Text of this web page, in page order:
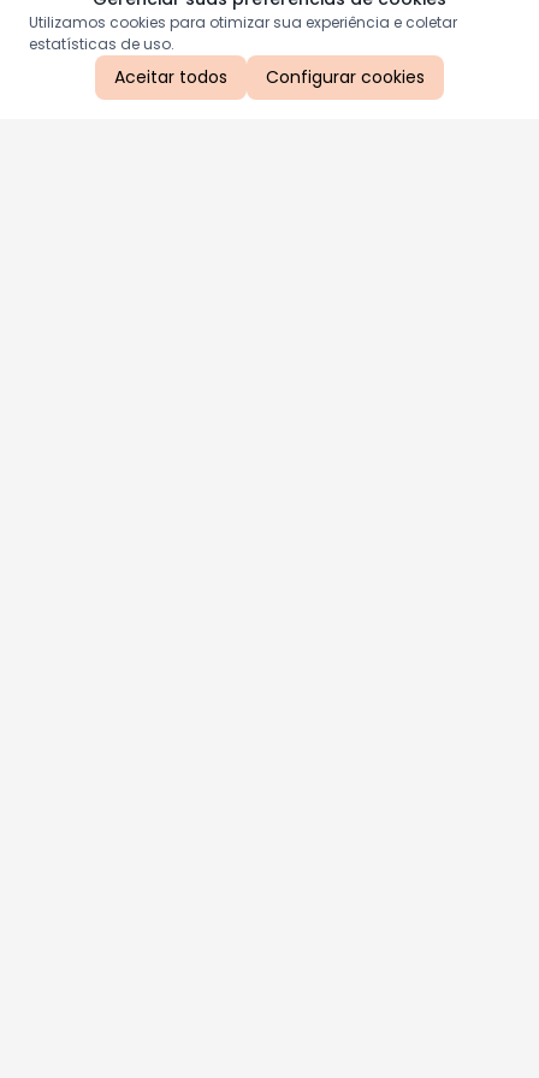
Utilizamos cookies para otimizar sua experiência e coletar
estatísticas de uso.
Aceitar todos Configurar cookies